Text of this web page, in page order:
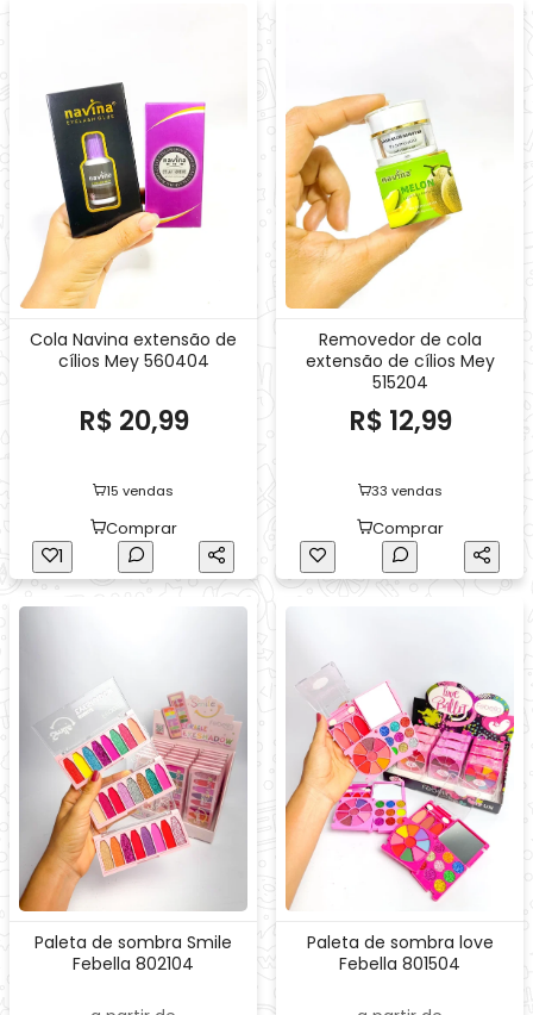
Cola Navina extensão de
cílios Mey 560404
R$ 20,99
15 vendas
Comprar
1
Removedor de cola
extensão de cílios Mey
515204
R$ 12,99
33 vendas
Comprar
Paleta de sombra Smile
Febella 802104
Paleta de sombra love
Febella 801504